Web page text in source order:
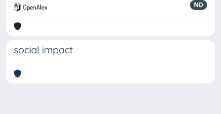
ND
social impact